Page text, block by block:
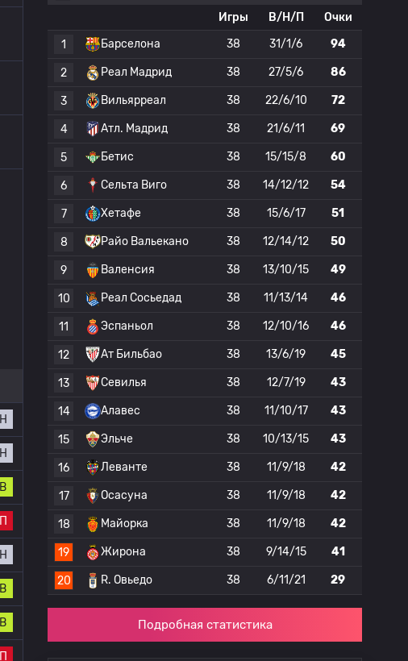
Н
Н
В
П
Н
В
В
П
Игры В/Н/П
Очки
1
Барселона 38 31/1/6 94
2 Реал Мадрид 38 27/5/6 86
3 Вильярреал 38 22/6/10 72
4 Атл. Мадрид 38 21/6/11 69
5 Бетис 38 15/15/8 60
6 Сельта Виго 38 14/12/12 54
7 Хетафе 38 15/6/17 51
8 Райо Вальекано 38 12/14/12 50
9 Валенсия 38 13/10/15 49
10 Реал Сосьедад 38 11/13/14 46
11 Эспаньол 38 12/10/16 46
12 Ат Бильбао 38 13/6/19 45
13 Севилья 38 12/7/19 43
14 Алавес 38 11/10/17 43
15 Эльче 38 10/13/15 43
16 Леванте 38 11/9/18 42
17 Осасуна 38 11/9/18 42
18 Майорка 38 11/9/18 42
19 Жирона 38 9/14/15 41
20 R. Овьедо 38 6/11/21 29
Подробная статистика